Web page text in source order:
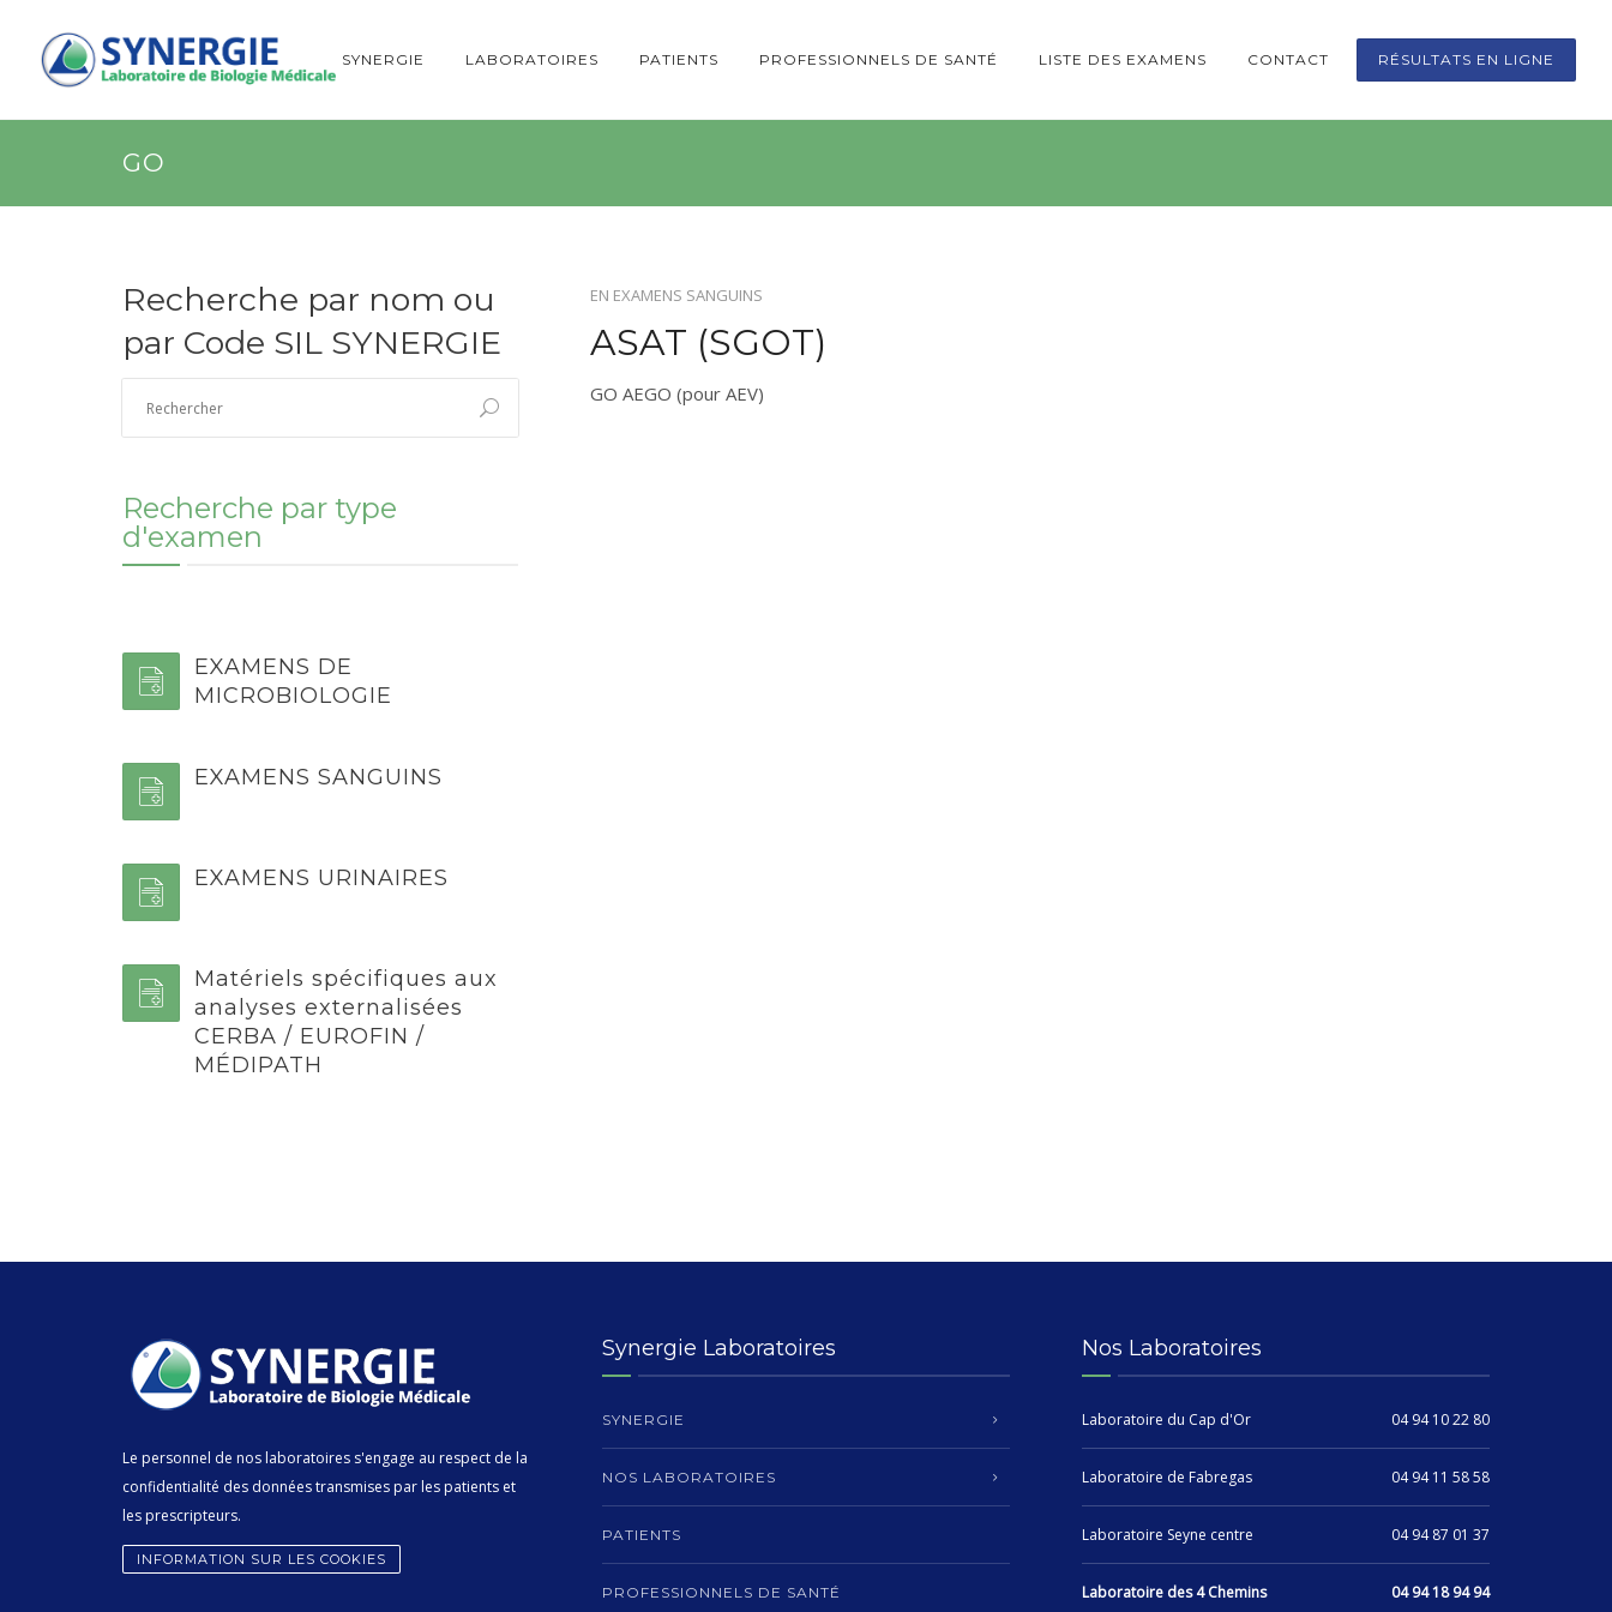
SYNERGIE LABORATOIRES PATIENTS PROFESSIONNELS DE SANTÉ LISTE DES EXAMENS CONTACT RÉSULTATS EN LIGNE
GO
EN EXAMENS SANGUINS
ASAT (SGOT)
GO AEGO (pour AEV)
Recherche par nom ou
par Code SIL SYNERGIE
Recherche par type
d'examen
EXAMENS DE
MICROBIOLOGIE
EXAMENS SANGUINS
EXAMENS URINAIRES
Matériels spécifiques aux
analyses externalisées
CERBA / EUROFIN /
MÉDIPATH
Le personnel de nos laboratoires s'engage au respect de la
confidentialité des données transmises par les patients et
les prescripteurs.
INFORMATION SUR LES COOKIES
Synergie Laboratoires
SYNERGIE
NOS LABORATOIRES
PATIENTS
PROFESSIONNELS DE SANTÉ
Nos Laboratoires
Laboratoire du Cap d'Or 04 94 10 22 80
Laboratoire de Fabregas 04 94 11 58 58
Laboratoire Seyne centre 04 94 87 01 37
Laboratoire des 4 Chemins 04 94 18 94 94